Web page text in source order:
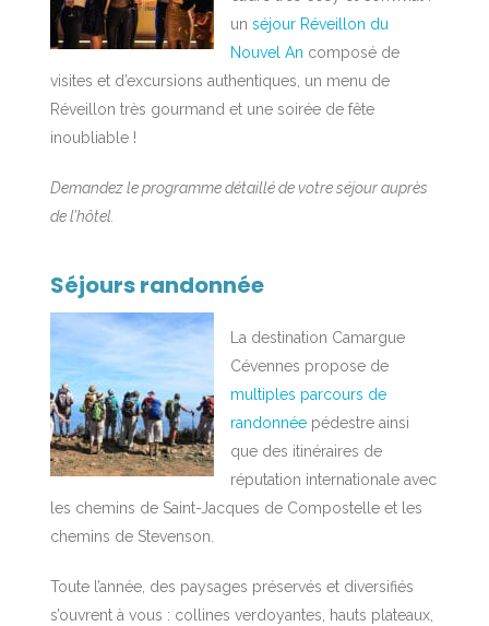
un séjour Réveillon du
Nouvel An composé de
visites et d’excursions authentiques, un menu de
Réveillon très gourmand et une soirée de fête
inoubliable !
Demandez le programme détaillé de votre séjour auprès
de l’hôtel.
Séjours randonnée
La destination Camargue
Cévennes propose de
multiples parcours de
randonnée pédestre ainsi
que des itinéraires de
réputation internationale avec
les chemins de Saint-Jacques de Compostelle et les
chemins de Stevenson.
Toute l’année, des paysages préservés et diversifiés
s’ouvrent à vous : collines verdoyantes, hauts plateaux,